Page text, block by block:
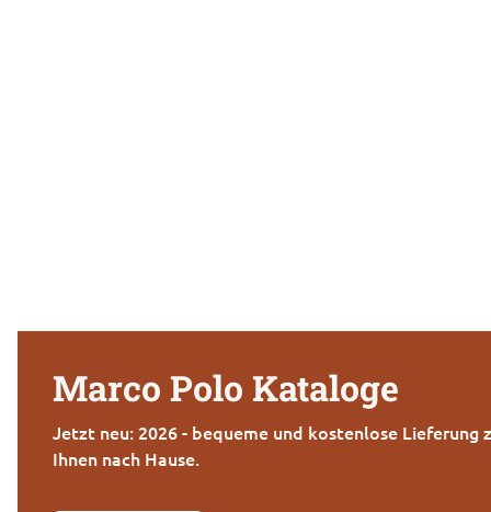
Marco Polo Kataloge
Jetzt neu: 2026 - bequeme und kostenlose Lieferung
Ihnen nach Hause.